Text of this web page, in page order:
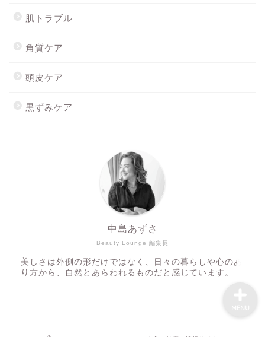
肌トラブル
角質ケア
頭皮ケア
黒ずみケア
Beauty Lounge 編集長
中島あずさ
美しさは外側の形だけではなく、日々の暮らしや心のあ
り方から、自然とあらわれるものだと感じています。
Mionを購入する
スキンウォーターを購入す